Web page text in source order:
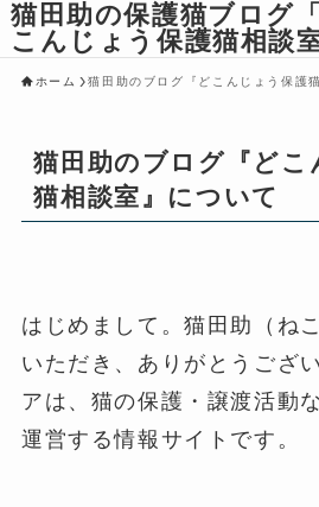
猫田助の保護猫ブログ
こんじょう保護猫相談室
ホーム 猫田助のブログ『どこんじょう保護
猫田助のブログ『どこ
猫相談室』について
はじめまして。猫田助（ね
いただき、ありがとうござ
アは、猫の保護・譲渡活動
運営する情報サイトです。